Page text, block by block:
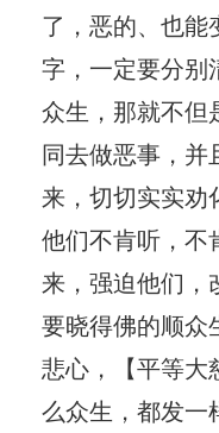
了，恶的、也能
字，一定要分别
众生，那就不但
同去做恶事，并
来，切切实实劝
他们不肯听，不
来，强迫他们，
要晓得佛的顺众
悲心，【平等大
么众生，都发一